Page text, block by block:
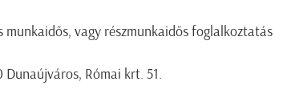
munkaidős, vagy részmunkaidős foglalkoztatás
Dunaújváros, Római krt. 51.